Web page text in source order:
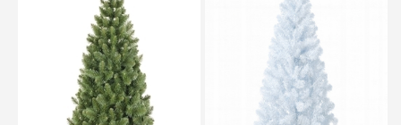
PIRKTI PIRKTI